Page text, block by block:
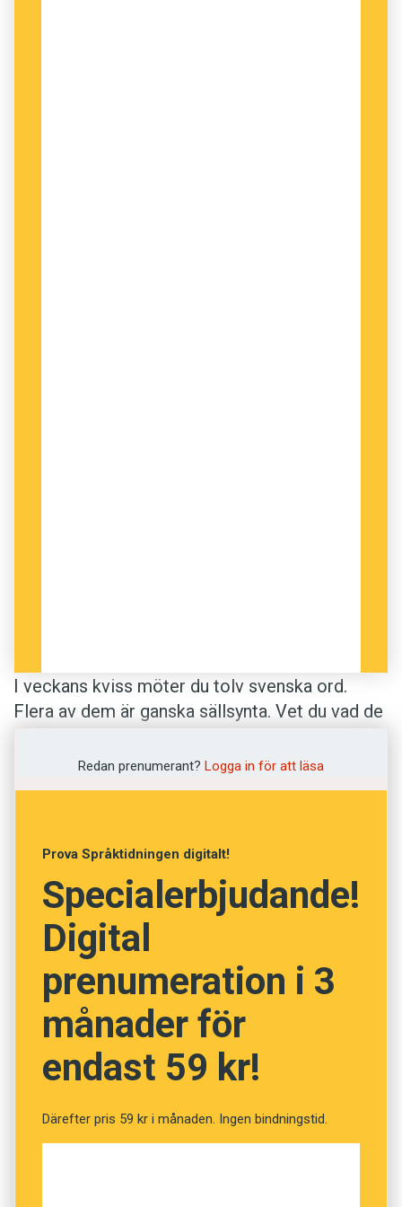
I veckans kviss möter du tolv svenska ord.
Flera av dem är ganska sällsynta. Vet du vad de
Svenska Akademiens ordlista .
Foto: Istockphoto
Vad betyder orden? (Kviss
Fråga1av 12
Spjälka
Skämta
Redan prenumerant? Logga in för att läsa
Prova Språktidningen digitalt!
Specialerbjudande!
Digital
prenumeration i 3
månader för
endast 59 kr!
Därefter pris 59 kr i månaden. Ingen bindningstid.